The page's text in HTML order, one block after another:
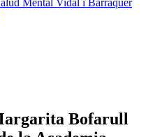
Bofarull